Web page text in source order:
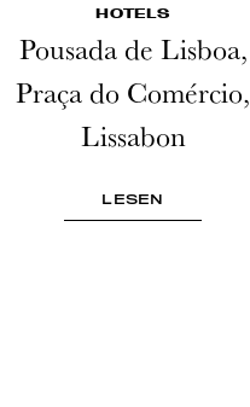
HOTELS
Pousada de Lisboa,
Praça do Comércio,
Lissabon
LESEN